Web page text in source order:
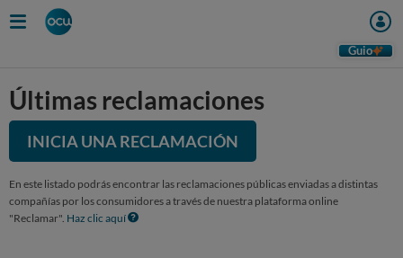
Guio
Últimas reclamaciones
INICIA UNA RECLAMACIÓN
En este listado podrás encontrar las reclamaciones públicas enviadas a distintas
compañías por los consumidores a través de nuestra plataforma online
"Reclamar". Haz clic aquí